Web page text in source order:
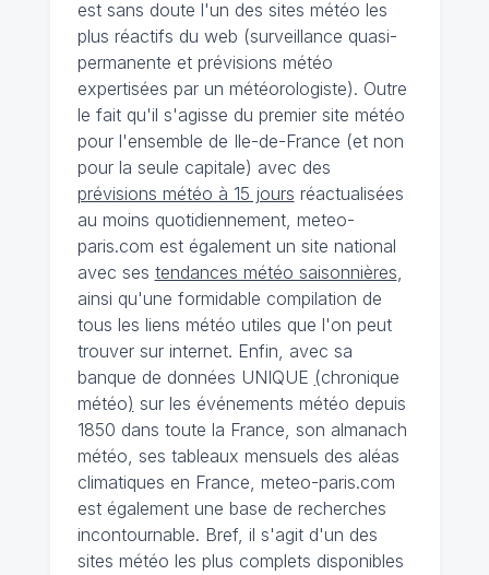
est sans doute l'un des sites météo les
plus réactifs du web (surveillance quasi-
permanente et prévisions météo
expertisées par un météorologiste). Outre
le fait qu'il s'agisse du premier site météo
pour l'ensemble de Ile-de-France (et non
pour la seule capitale) avec des
prévisions météo à 15 jours réactualisées
au moins quotidiennement, meteo-
paris.com est également un site national
avec ses tendances météo saisonnières,
ainsi qu'une formidable compilation de
tous les liens météo utiles que l'on peut
trouver sur internet. Enfin, avec sa
banque de données UNIQUE (chronique
météo) sur les événements météo depuis
1850 dans toute la France, son almanach
météo, ses tableaux mensuels des aléas
climatiques en France, meteo-paris.com
est également une base de recherches
incontournable. Bref, il s'agit d'un des
sites météo les plus complets disponibles